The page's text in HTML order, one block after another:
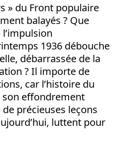
» du Front populaire
balayés ? Que
1936 débouche
débarrassée de la
? Il importe de
car l’histoire du
son effondrement
précieuses leçons
luttent pour